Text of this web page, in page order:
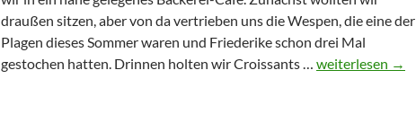
draußen sitzen, aber von da vertrieben uns die Wespen, die eine der
Plagen dieses Sommer waren und Friederike schon drei Mal
gestochen hatten. Drinnen holten wir Croissants … 16.
weiterlesen →